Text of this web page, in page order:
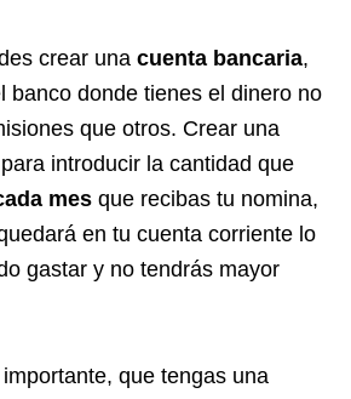
crear una cuenta bancaria,
banco donde tienes el dinero no
que otros. Crear una
introducir la cantidad que
mes que recibas tu nomina,
en tu cuenta corriente lo
gastar y no tendrás mayor
que tengas una